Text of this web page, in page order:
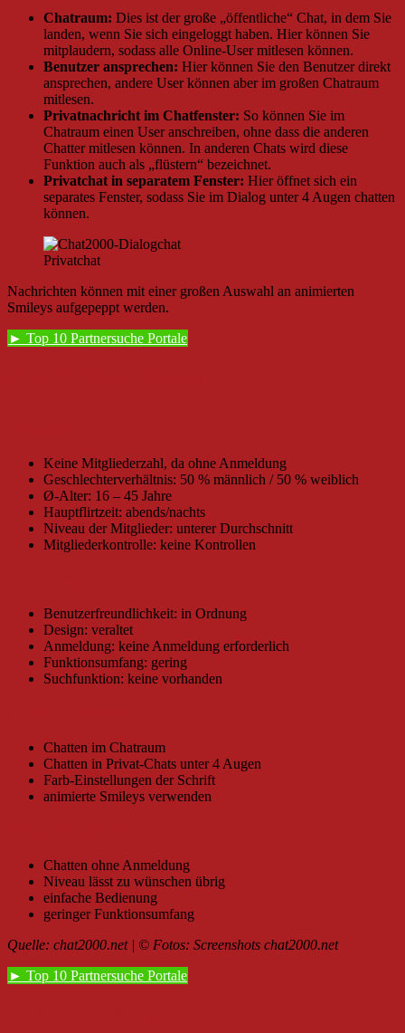
Chatraum: Dies ist der große „öffentliche“ Chat, in dem Sie
landen, wenn Sie sich eingeloggt haben. Hier können Sie
mitplaudern, sodass alle Online-User mitlesen können.
Benutzer ansprechen: Hier können Sie den Benutzer direkt
ansprechen, andere User können aber im großen Chatraum
mitlesen.
Privatnachricht im Chatfenster: So können Sie im
Chatraum einen User anschreiben, ohne dass die anderen
Chatter mitlesen können. In anderen Chats wird diese
Funktion auch als „flüstern“ bezeichnet.
Privatchat in separatem Fenster: Hier öffnet sich ein
separates Fenster, sodass Sie im Dialog unter 4 Augen chatten
können.
Privatchat
Nachrichten können mit einer großen Auswahl an animierten
Smileys aufgepeppt werden.
► Top 10 Partnersuche Portale
Keine Mitgliederzahl, da ohne Anmeldung
Geschlechterverhältnis: 50 % männlich / 50 % weiblich
Ø-Alter: 16 – 45 Jahre
Hauptflirtzeit: abends/nachts
Niveau der Mitglieder: unterer Durchschnitt
Mitgliederkontrolle: keine Kontrollen
Benutzerfreundlichkeit: in Ordnung
Design: veraltet
Anmeldung: keine Anmeldung erforderlich
Funktionsumfang: gering
Suchfunktion: keine vorhanden
Chatten im Chatraum
Chatten in Privat-Chats unter 4 Augen
Farb-Einstellungen der Schrift
animierte Smileys verwenden
Chatten ohne Anmeldung
Niveau lässt zu wünschen übrig
einfache Bedienung
geringer Funktionsumfang
Quelle: chat2000.net | © Fotos: Screenshots chat2000.net
► Top 10 Partnersuche Portale